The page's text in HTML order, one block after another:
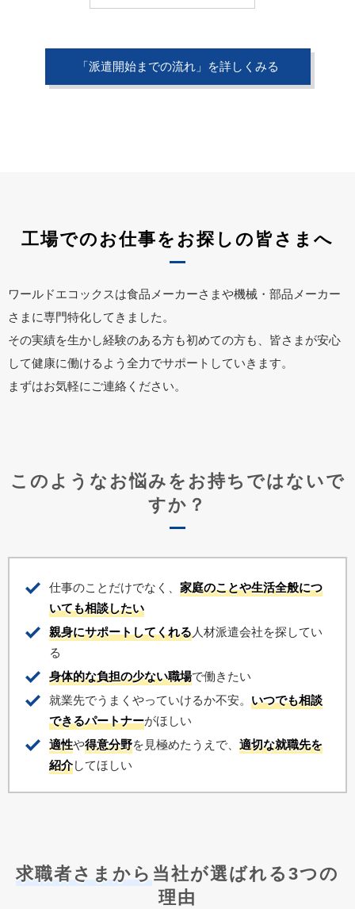
「派遣開始までの流れ」を詳しくみる
工場でのお仕事をお探しの皆さまへ
ワールドエコックスは食品メーカーさまや機械・部品メーカー
さまに専門特化してきました。
その実績を生かし経験のある方も初めての方も、皆さまが安心
して健康に働けるよう全力でサポートしていきます。
まずはお気軽にご連絡ください。
このようなお悩みをお持ちではないで
すか？
仕事のことだけでなく、 家庭のことや生活全般につ
いても相談したい
親身にサポートしてくれる人材派遣会社を探してい
る
身体的な負担の少ない職場で働きたい
就業先でうまくやっていけるか不安。 いつでも相談
できるパートナーがほしい
適性や得意分野を見極めたうえで、 適切な就職先を
紹介してほしい
求職者さまから 当社が選ばれる3つの
理由